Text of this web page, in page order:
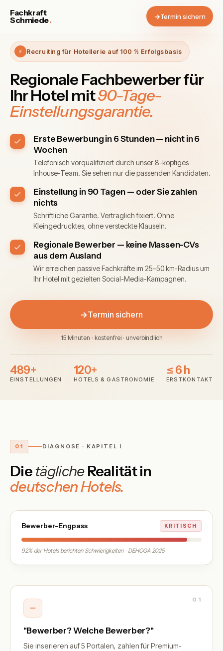
Fachkraft
Schmiede. →Termin sichern
⚡ Recruiting für Hotellerie auf 100 % Erfolgsbasis
Regionale Fachbewerber für
Ihr Hotel mit90-Tage-
Einstellungsgarantie.
Erste Bewerbung in 6 Stunden — nicht in 6
Wochen
Telefonisch vorqualifiziert durch unser 8-köpfiges
Inhouse-Team. Sie sehen nur die passenden Kandidaten.
Einstellung in 90 Tagen — oder Sie zahlen
nichts
Schriftliche Garantie. Vertraglich fixiert. Ohne
Kleingedrucktes, ohne versteckte Klauseln.
Regionale Bewerber — keine Massen-CVs
aus dem Ausland
Wir erreichen passive Fachkräfte im 25–50 km-Radius um
Ihr Hotel mit gezielten Social-Media-Kampagnen.
→Termin sichern
489+
EINSTELLUNGEN
120+
HOTELS & GASTRONOMIE
≤ 6 h
ERSTKONTAKT
01 DIAGNOSE · KAPITEL I
DietäglicheRealität in
deutschen Hotels.
Bewerber-Engpass KRITISCH
92% der Hotels berichten Schwierigkeiten · DEHOGA 2025
01
"Bewerber? Welche Bewerber?"
Sie inserieren auf 5 Portalen, zahlen für Premium-